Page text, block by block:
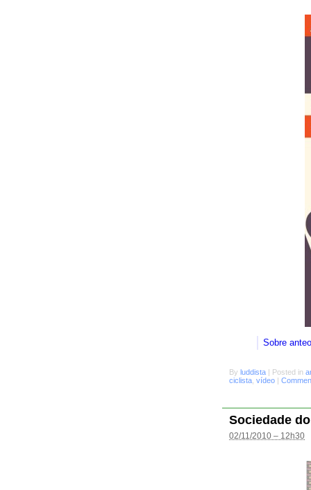
Sobre
By luddista Posted in
ciclista vídeo
Sociedade
02/11/2010 – 12h30